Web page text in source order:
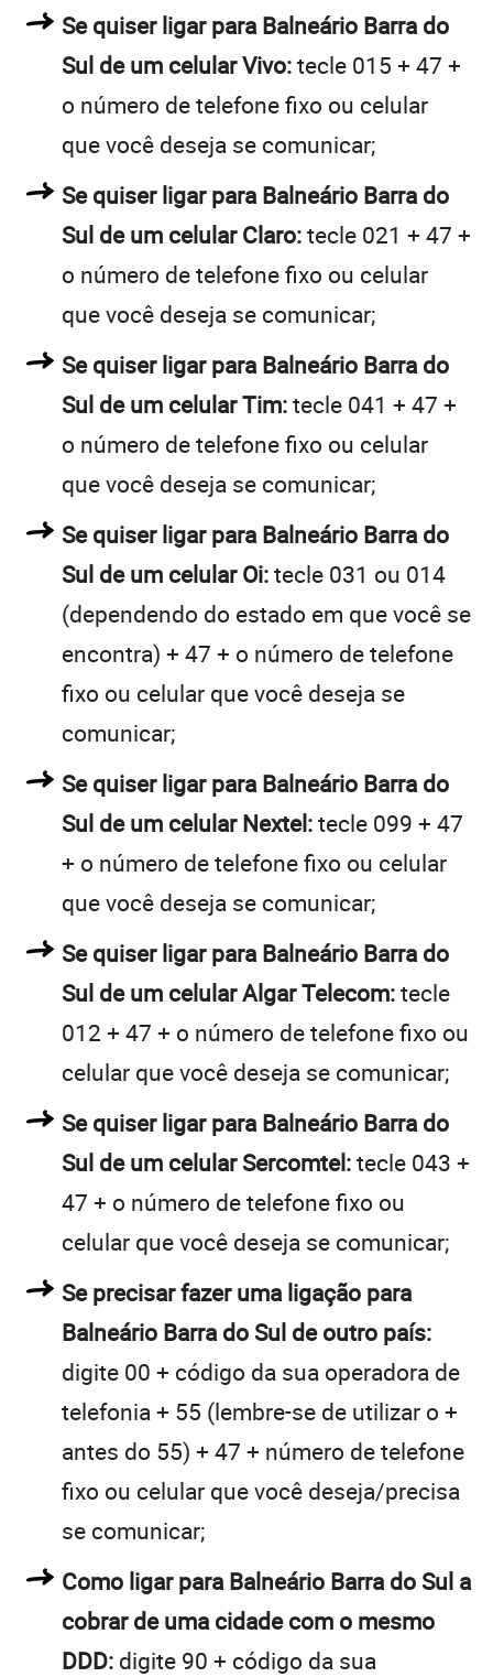
Se quiser ligar para Balneário Barra do
Sul de um celular Vivo:tecle 015 + 47 +
o número de telefone fixo ou celular
que você deseja se comunicar;
Se quiser ligar para Balneário Barra do
Sul de um celular Claro:tecle 021 + 47 +
o número de telefone fixo ou celular
que você deseja se comunicar;
Se quiser ligar para Balneário Barra do
Sul de um celular Tim:tecle 041 + 47 +
o número de telefone fixo ou celular
que você deseja se comunicar;
Se quiser ligar para Balneário Barra do
Sul de um celular Oi:tecle 031 ou 014
(dependendo do estado em que você se
encontra) + 47 + o número de telefone
fixo ou celular que você deseja se
comunicar;
Se quiser ligar para Balneário Barra do
Sul de um celular Nextel:tecle 099 + 47
+ o número de telefone fixo ou celular
que você deseja se comunicar;
Se quiser ligar para Balneário Barra do
Sul de um celular Algar Telecom:tecle
012 + 47 + o número de telefone fixo ou
celular que você deseja se comunicar;
Se quiser ligar para Balneário Barra do
Sul de um celular Sercomtel:tecle 043 +
47 + o número de telefone fixo ou
celular que você deseja se comunicar;
Se precisar fazer uma ligação para
Balneário Barra do Sul de outro país:
digite 00 + código da sua operadora de
telefonia + 55 (lembre-se de utilizar o +
antes do 55) + 47 + número de telefone
fixo ou celular que você deseja/precisa
se comunicar;
Como ligar para Balneário Barra do Sul a
cobrar de uma cidade com o mesmo
DDD: digite 90 + código da sua